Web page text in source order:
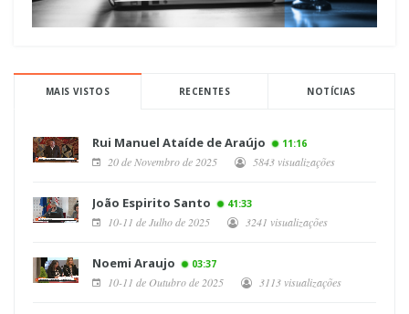
MAIS VISTOS RECENTES NOTÍCIAS
Rui Manuel Ataíde de Araújo 11:16
20 de Novembro de 2025 5843 visualizações
João Espirito Santo 41:33
10-11 de Julho de 2025 3241 visualizações
Noemi Araujo 03:37
10-11 de Outubro de 2025 3113 visualizações